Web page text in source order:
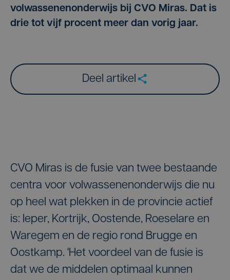
volwassenenonderwijs bij CVO Miras. Dat is
drie tot vijf procent meer dan vorig jaar.
Deel artikel
CVO Miras is de fusie van twee bestaande
centra voor volwassenenonderwijs die nu
op heel wat plekken in de provincie actief
is: Ieper, Kortrijk, Oostende, Roeselare en
Waregem en de regio rond Brugge en
Oostkamp. 'Het voordeel van de fusie is
dat we de middelen optimaal kunnen